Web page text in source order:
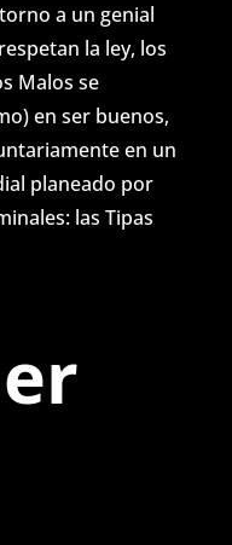
a un genial
la ley, los
Malos se
en ser buenos,
en un
planeado por
las Tipas